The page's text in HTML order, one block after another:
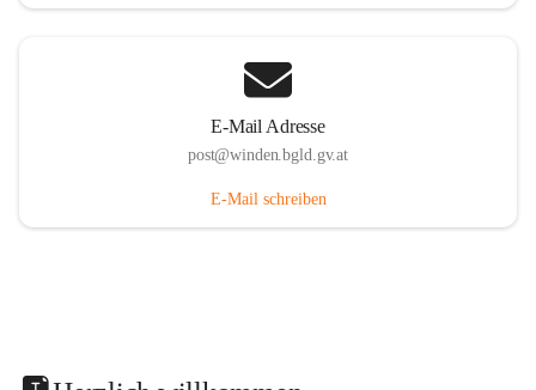
E-Mail Adresse
post@winden.bgld.gv.at
E-Mail schreiben